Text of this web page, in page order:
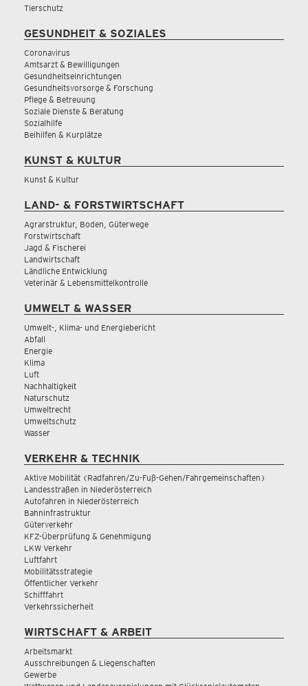
Tierschutz
GESUNDHEIT & SOZIALES
Coronavirus
Amtsarzt & Bewilligungen
Gesundheitseinrichtungen
Gesundheitsvorsorge & Forschung
Pflege & Betreuung
Soziale Dienste & Beratung
Sozialhilfe
Beihilfen & Kurplätze
KUNST & KULTUR
Kunst & Kultur
LAND- & FORSTWIRTSCHAFT
Agrarstruktur, Boden, Güterwege
Forstwirtschaft
Jagd & Fischerei
Landwirtschaft
Ländliche Entwicklung
Veterinär & Lebensmittelkontrolle
UMWELT & WASSER
Umwelt-, Klima- und Energiebericht
Abfall
Energie
Klima
Luft
Nachhaltigkeit
Naturschutz
Umweltrecht
Umweltschutz
Wasser
VERKEHR & TECHNIK
Aktive Mobilität (Radfahren/Zu-Fuß-Gehen/Fahrgemeinschaften)
Landesstraßen in Niederösterreich
Autofahren in Niederösterreich
Bahninfrastruktur
Güterverkehr
KFZ-Überprüfung & Genehmigung
LKW Verkehr
Luftfahrt
Mobilitätsstrategie
Öffentlicher Verkehr
Schifffahrt
Verkehrssicherheit
WIRTSCHAFT & ARBEIT
Arbeitsmarkt
Ausschreibungen & Liegenschaften
Gewerbe